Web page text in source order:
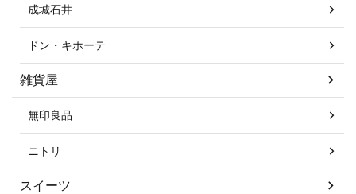
成城石井
ドン・キホーテ
雑貨屋
無印良品
ニトリ
スイーツ